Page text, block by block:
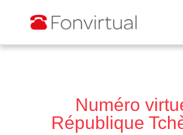
Numéro
République